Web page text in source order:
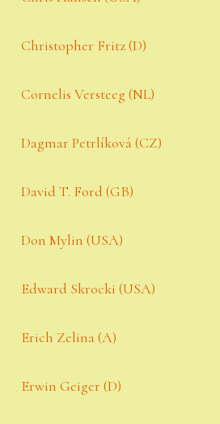
Christopher Fritz (D)
Cornelis Versteeg (NL)
Dagmar Petrlíková (CZ)
David T. Ford (GB)
Don Mylin (USA)
Edward Skrocki (USA)
Erich Zelina (A)
Erwin Geiger (D)